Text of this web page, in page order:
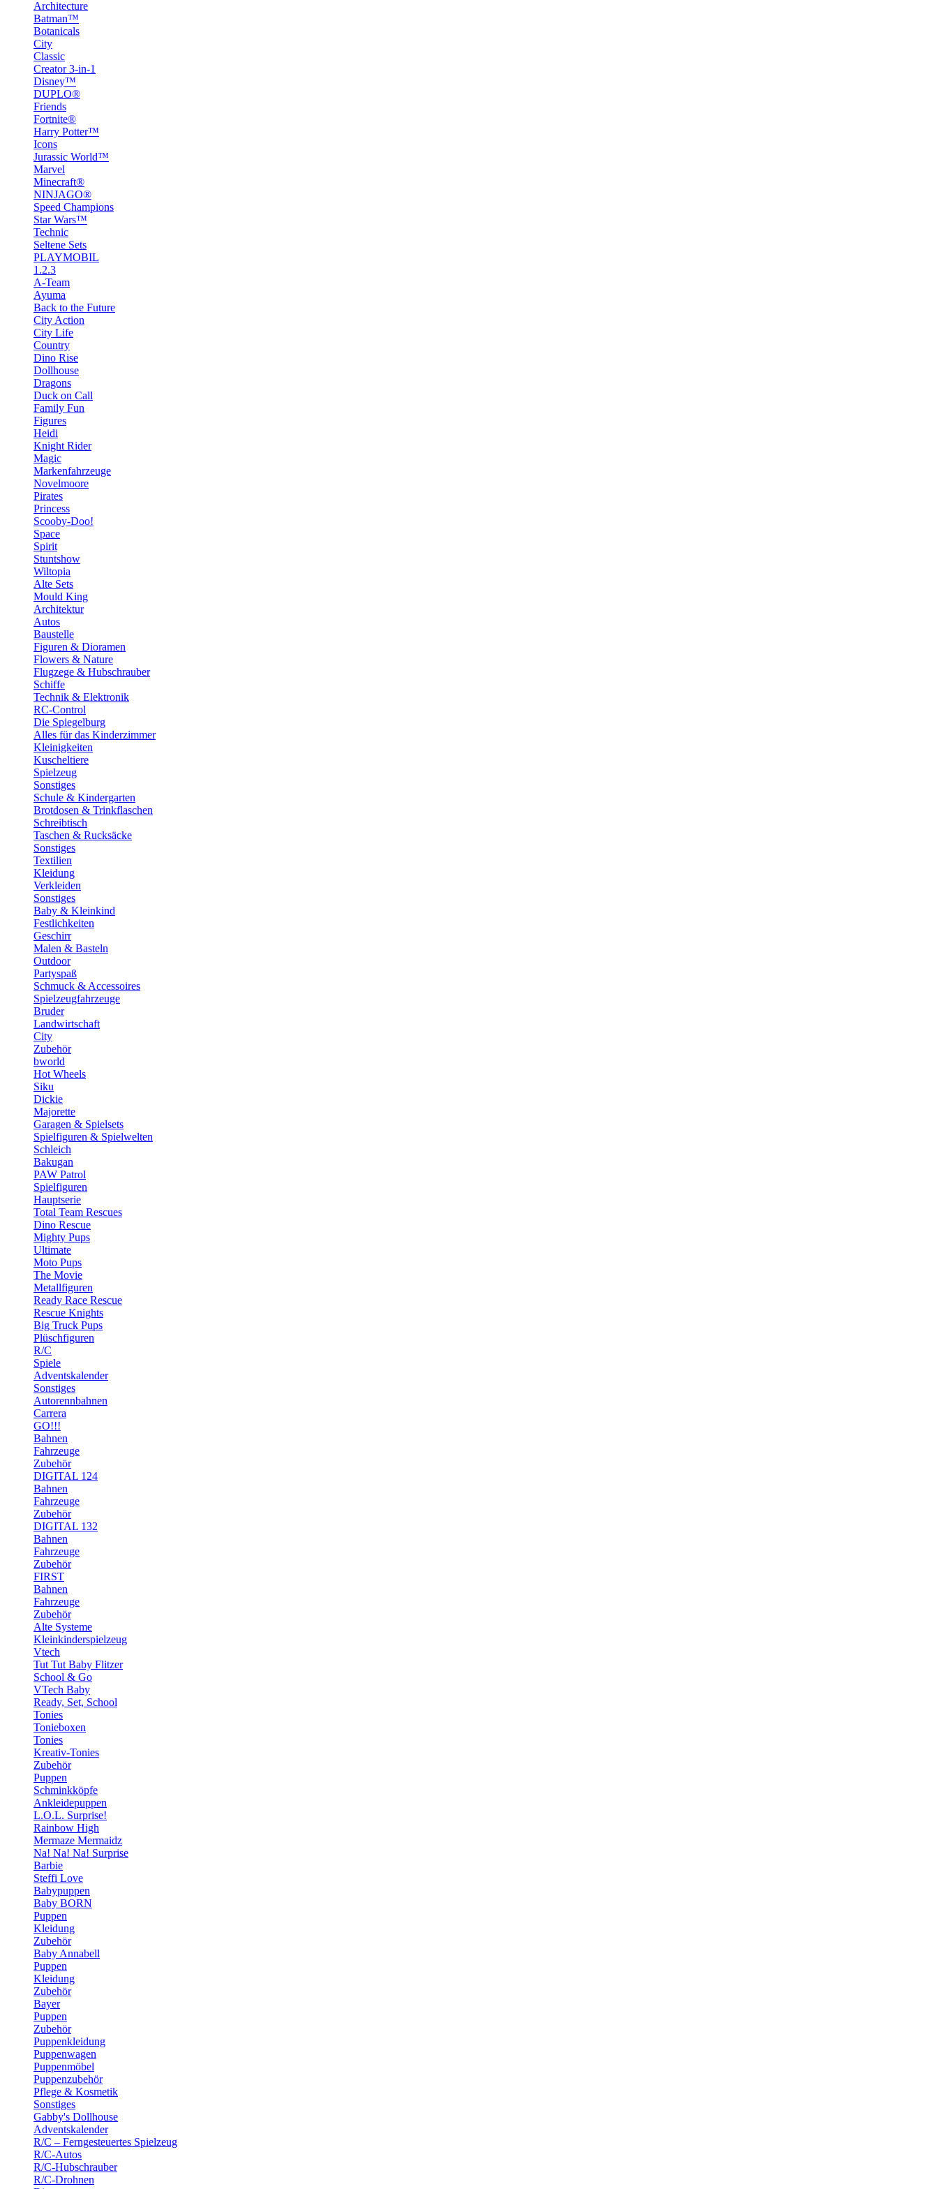
Architecture
Batman™
Botanicals
City
Classic
Creator 3-in-1
Disney™
DUPLO®
Friends
Fortnite®
Harry Potter™
Icons
Jurassic World™
Marvel
Minecraft®
NINJAGO®
Speed Champions
Star Wars™
Technic
Seltene Sets
PLAYMOBIL
1.2.3
A-Team
Ayuma
Back to the Future
City Action
City Life
Country
Dino Rise
Dollhouse
Dragons
Duck on Call
Family Fun
Figures
Heidi
Knight Rider
Magic
Markenfahrzeuge
Novelmoore
Pirates
Princess
Scooby-Doo!
Space
Spirit
Stuntshow
Wiltopia
Alte Sets
Mould King
Architektur
Autos
Baustelle
Figuren & Dioramen
Flowers & Nature
Flugzege & Hubschrauber
Schiffe
Technik & Elektronik
RC-Control
Die Spiegelburg
Alles für das Kinderzimmer
Kleinigkeiten
Kuscheltiere
Spielzeug
Sonstiges
Schule & Kindergarten
Brotdosen & Trinkflaschen
Schreibtisch
Taschen & Rucksäcke
Sonstiges
Textilien
Kleidung
Verkleiden
Sonstiges
Baby & Kleinkind
Festlichkeiten
Geschirr
Malen & Basteln
Outdoor
Partyspaß
Schmuck & Accessoires
Spielzeugfahrzeuge
Bruder
Landwirtschaft
City
Zubehör
bworld
Hot Wheels
Siku
Dickie
Majorette
Garagen & Spielsets
Spielfiguren & Spielwelten
Schleich
Bakugan
PAW Patrol
Spielfiguren
Hauptserie
Total Team Rescues
Dino Rescue
Mighty Pups
Ultimate
Moto Pups
The Movie
Metallfiguren
Ready Race Rescue
Rescue Knights
Big Truck Pups
Plüschfiguren
R/C
Spiele
Adventskalender
Sonstiges
Autorennbahnen
Carrera
GO!!!
Bahnen
Fahrzeuge
Zubehör
DIGITAL 124
Bahnen
Fahrzeuge
Zubehör
DIGITAL 132
Bahnen
Fahrzeuge
Zubehör
FIRST
Bahnen
Fahrzeuge
Zubehör
Alte Systeme
Kleinkinderspielzeug
Vtech
Tut Tut Baby Flitzer
School & Go
VTech Baby
Ready, Set, School
Tonies
Tonieboxen
Tonies
Kreativ-Tonies
Zubehör
Puppen
Schminkköpfe
Ankleidepuppen
L.O.L. Surprise!
Rainbow High
Mermaze Mermaidz
Na! Na! Na! Surprise
Barbie
Steffi Love
Babypuppen
Baby BORN
Puppen
Kleidung
Zubehör
Baby Annabell
Puppen
Kleidung
Zubehör
Bayer
Puppen
Zubehör
Puppenkleidung
Puppenwagen
Puppenmöbel
Puppenzubehör
Pflege & Kosmetik
Sonstiges
Gabby's Dollhouse
Adventskalender
R/C – Ferngesteuertes Spielzeug
R/C-Autos
R/C-Hubschrauber
R/C-Drohnen